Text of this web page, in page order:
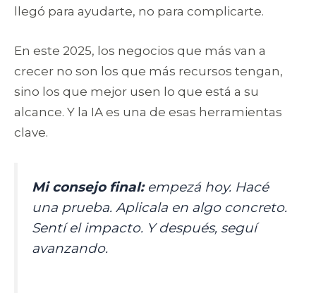
llegó para ayudarte, no para complicarte.
En este 2025, los negocios que más van a
crecer no son los que más recursos tengan,
sino los que mejor usen lo que está a su
alcance. Y la IA es una de esas herramientas
clave.
Mi consejo final:empezá hoy. Hacé
una prueba. Aplicala en algo concreto.
Sentí el impacto. Y después, seguí
avanzando.